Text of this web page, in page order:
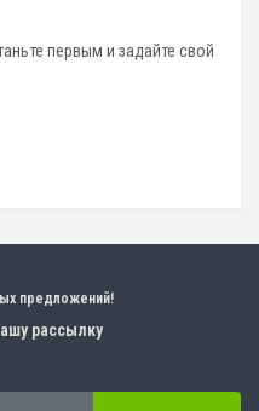
первым и задайте свой
предложений!
рассылку